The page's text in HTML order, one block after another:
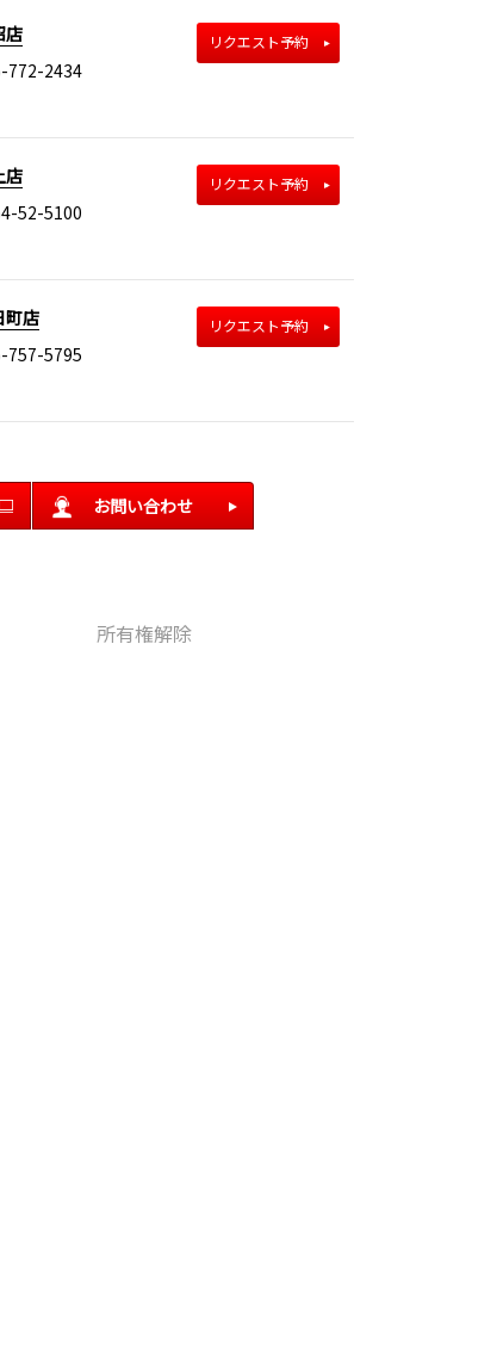
店
772-2434
リクエスト予約
店
52-5100
リクエスト予約
町店
757-5795
リクエスト予約
お問い合わせ
所有権解除